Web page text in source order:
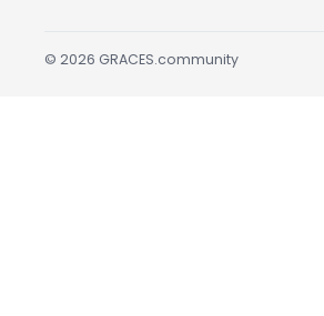
© 2026 GRACES.community